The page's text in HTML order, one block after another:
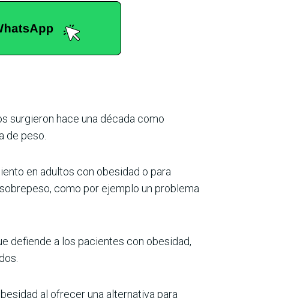
surgieron hace una década como
de peso.
en adultos con obesidad o para
como por ejemplo un problema
defiende a los pacientes con obesidad,
al ofrecer una alternativa para